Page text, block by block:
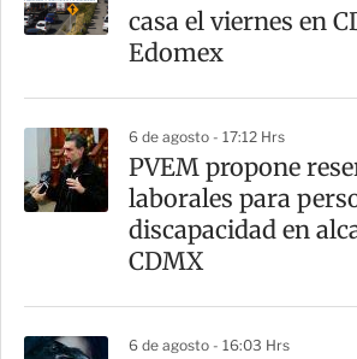
casa el viernes en
Edomex
6 de agosto - 17:12 Hrs
PVEM propone
laborales para
discapacidad en
CDMX
6 de agosto - 16:03 Hrs